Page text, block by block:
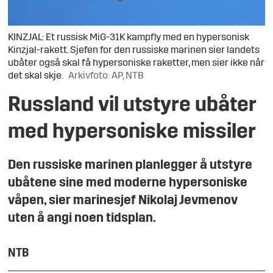
KINZJAL: Et russisk MiG-31K kampfly med en hypersonisk
Kinzjal-rakett. Sjefen for den russiske marinen sier landets
ubåter også skal få hypersoniske raketter, men sier ikke når
det skal skje. Arkivfoto: AP, NTB
Russland vil utstyre ubåter
med hypersoniske missiler
Den russiske marinen planlegger å utstyre
ubåtene sine med moderne hypersoniske
våpen, sier marinesjef Nikolaj Jevmenov
uten å angi noen tidsplan.
NTB